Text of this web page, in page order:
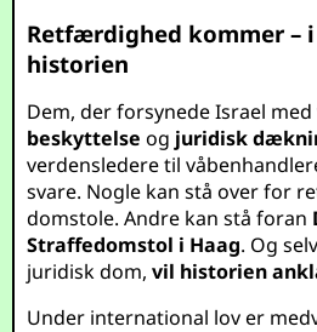
Retfærdighed kommer –
historien
Dem, der forsynede Israel med
beskyttelse og juridisk
verdensledere til
svare. Nogle kan stå over for
domstole. Andre kan stå foran
Straffedomstol i Haag. Og
juridisk dom,vil historien
Under international lov er